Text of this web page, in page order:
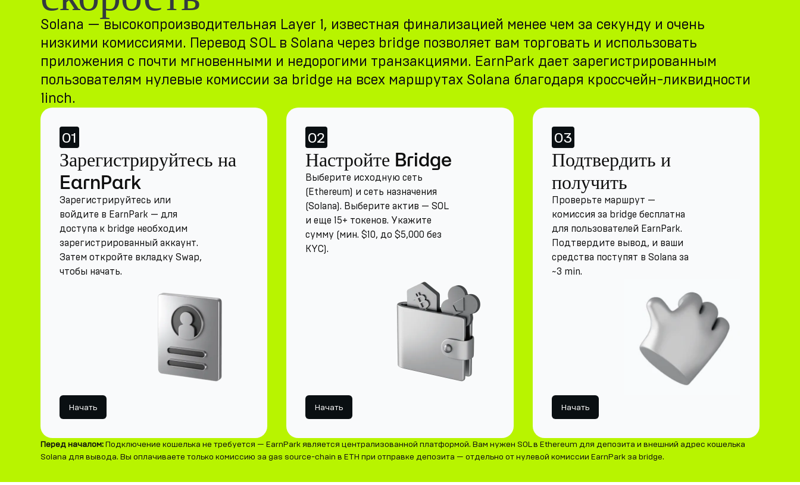
Solana — высокопроизводительная Layer 1, известная финализацией менее чем за секунду и очень
низкими комиссиями. Перевод SOL в Solana через bridge позволяет вам торговать и использовать
приложения с почти мгновенными и недорогими транзакциями. EarnPark дает зарегистрированным
пользователям нулевые комиссии за bridge на всех маршрутах Solana благодаря кроссчейн-ликвидности
1inch.
01
Зарегистрируйтесь на
EarnPark
Зарегистрируйтесь или
войдите в EarnPark — для
доступа к bridge необходим
зарегистрированный аккаунт.
Затем откройте вкладку Swap,
чтобы начать.
Начать
02
Настройте Bridge
Выберите исходную сеть
(Ethereum) и сеть назначения
(Solana). Выберите актив — SOL
и еще 15+ токенов. Укажите
сумму (мин. $10, до $5,000 без
KYC).
Начать
03
Подтвердить и
получить
Проверьте маршрут —
комиссия за bridge бесплатна
для пользователей EarnPark.
Подтвердите вывод, и ваши
средства поступят в Solana за
~3 min.
Начать
Перед началом:Подключение кошелька не требуется — EarnPark является централизованной платформой. Вам нужен SOL в Ethereum для депозита и внешний адрес кошелька
Solana для вывода. Вы оплачиваете только комиссию за gas source-chain в ETH при отправке депозита — отдельно от нулевой комиссии EarnPark за bridge.